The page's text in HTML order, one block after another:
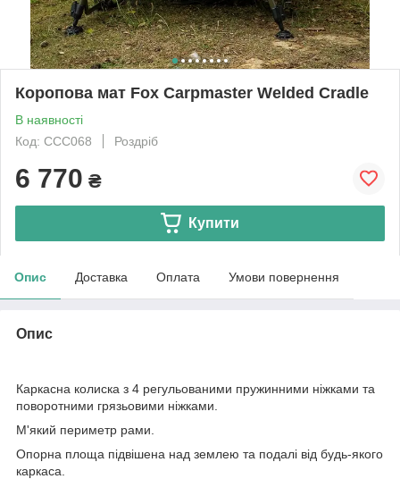
Коропова мат Fox Carpmaster Welded Cradle
В наявності
Код: CCC068
Роздріб
6 770 ₴
Купити
Опис Доставка Оплата Умови повернення
Опис
Каркасна колиска з 4 регульованими пружинними ніжками та
поворотними грязьовими ніжками.
М'який периметр рами.
Опорна площа підвішена над землею та подалі від будь-якого
каркаса.